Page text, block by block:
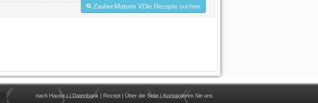
Zauber-Materia VDie Rezepte suchen
nach Hause||Datenbank | Rezept | Über die Seite| Kontaktieren Sie uns